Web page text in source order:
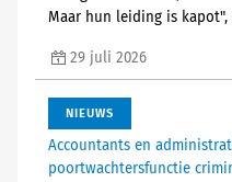
Maar hun leiding is
29 juli 2026
NIEUWS
Accountants en
poortwachtersfunctie